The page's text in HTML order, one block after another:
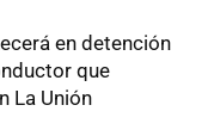
en detención
que
La Unión